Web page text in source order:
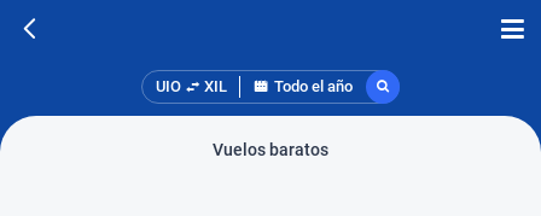
UIO XIL Todo el año
Vuelos baratos